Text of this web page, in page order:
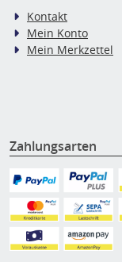
Kontakt
Mein Konto
Mein Merkzettel
Zahlungsarten